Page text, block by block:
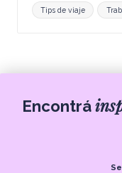
Tips de viaje
Encontrá